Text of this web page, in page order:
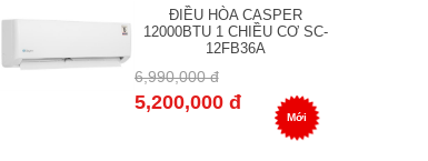
ĐIỀU HÒA CASPER
12000BTU 1 CHIỀU CƠ SC-
12FB36A
6,990,000 đ
5,200,000 đ
Mới